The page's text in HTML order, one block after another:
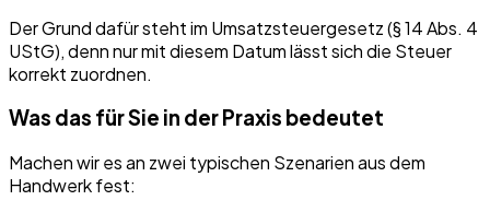
Der Grund dafür steht im Umsatzsteuergesetz (§ 14 Abs. 4
UStG), denn nur mit diesem Datum lässt sich die Steuer
korrekt zuordnen.
Was das für Sie in der Praxis bedeutet
Machen wir es an zwei typischen Szenarien aus dem
Handwerk fest: